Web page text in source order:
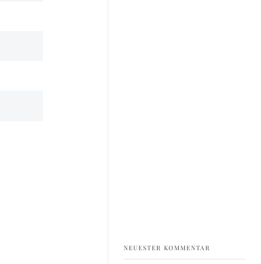
NEUESTER KOMMENTAR